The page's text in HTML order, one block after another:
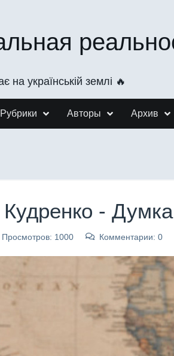
на українській землі 🔥
Рубрики Авторы Архив
-
Просмотров: 1000 Комментарии: 0